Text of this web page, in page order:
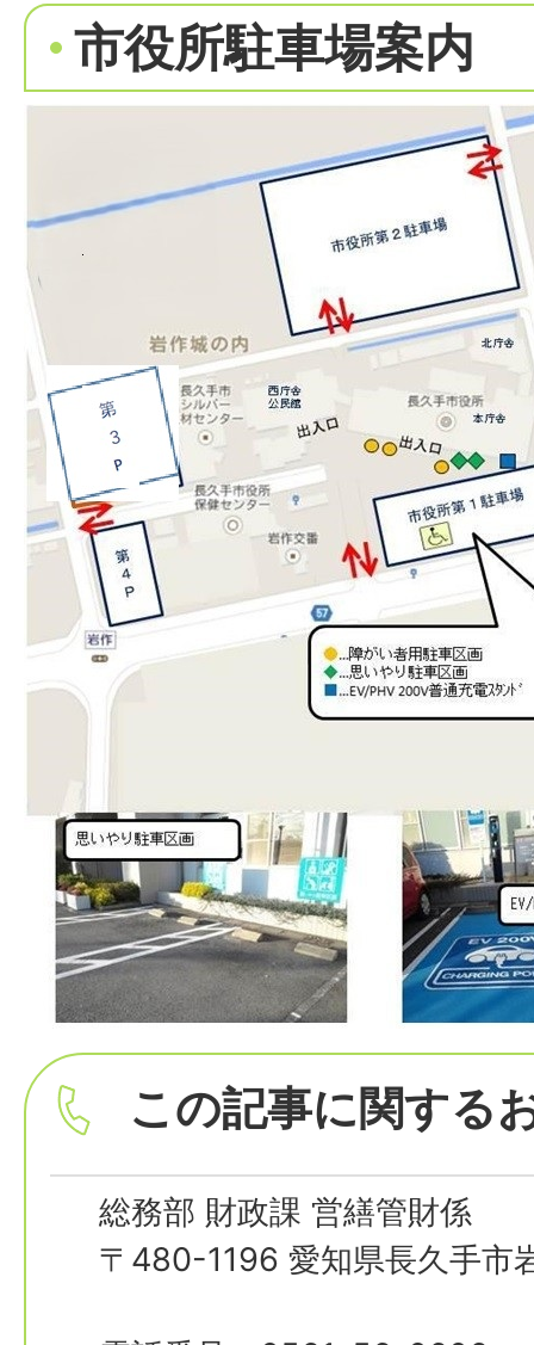
市役所駐車場案内
この記事に関する
総務部 財政課 営繕管財係
〒480-1196 愛知県長久手市